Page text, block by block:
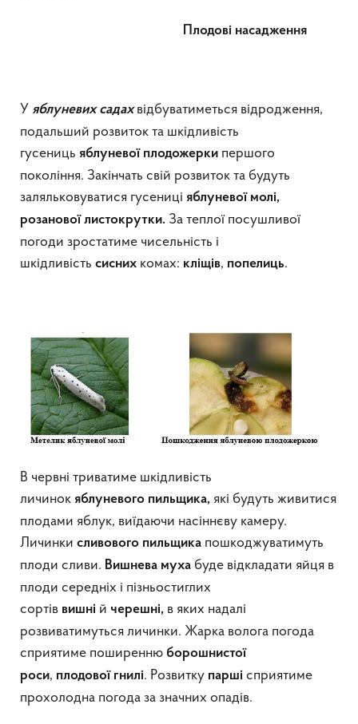
Плодові насадження
У яблуневих садахвідбуватиметься відродження,
подальший розвиток та шкідливість
гусениць яблуневої плодожерки першого
покоління. Закінчать свій розвиток та будуть
заляльковуватися гусениці яблуневої молі,
розанової листокрутки. За теплої посушливої
погоди зростатиме чисельність і
шкідливість сисних комах: кліщів, попелиць.
В червні триватиме шкідливість
личинок яблуневого пильщика, які будуть живитися
плодами яблук, виїдаючи насіннєву камеру.
Личинки сливового пильщика пошкоджуватимуть
плоди сливи. Вишнева муха буде відкладати яйця в
плоди середніх і пізньостиглих
сортів вишні й черешні, в яких надалі
розвиватимуться личинки. Жарка волога погода
сприятиме поширенню борошнистої
роси, плодової гнилі. Розвитку парші сприятиме
прохолодна погода за значних опадів.